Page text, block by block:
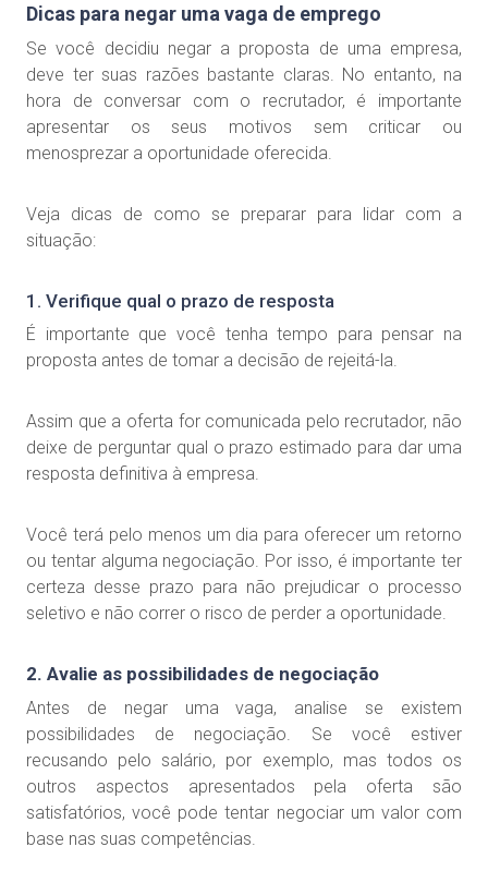
Dicas para negar uma vaga de emprego
Se você decidiu negar a proposta de uma empresa,
deve ter suas razões bastante claras. No entanto, na
hora de conversar com o recrutador, é importante
apresentar os seus motivos sem criticar ou
menosprezar a oportunidade oferecida.
Veja dicas de como se preparar para lidar com a
situação:
1. Verifique qual o prazo de resposta
É importante que você tenha tempo para pensar na
proposta antes de tomar a decisão de rejeitá-la.
Assim que a oferta for comunicada pelo recrutador, não
deixe de perguntar qual o prazo estimado para dar uma
resposta definitiva à empresa.
Você terá pelo menos um dia para oferecer um retorno
ou tentar alguma negociação. Por isso, é importante ter
certeza desse prazo para não prejudicar o processo
seletivo e não correr o risco de perder a oportunidade.
2. Avalie as possibilidades de negociação
Antes de negar uma vaga, analise se existem
possibilidades de negociação. Se você estiver
recusando pelo salário, por exemplo, mas todos os
outros aspectos apresentados pela oferta são
satisfatórios, você pode tentar negociar um valor com
base nas suas competências.